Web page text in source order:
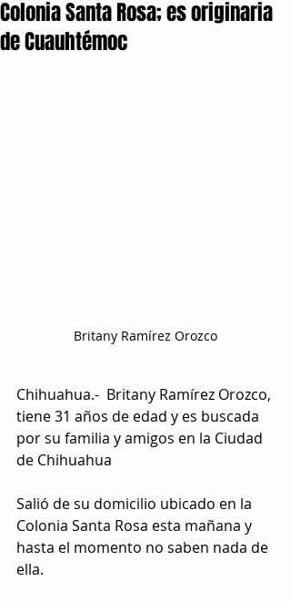
Colonia Santa Rosa; es originaria
de Cuauhtémoc
Britany Ramírez Orozco
Chihuahua.-  Britany Ramírez Orozco,
tiene 31 años de edad y es buscada
por su familia y amigos en la Ciudad
de Chihuahua
Salió de su domicilio ubicado en la
Colonia Santa Rosa esta mañana y
hasta el momento no saben nada de
ella.